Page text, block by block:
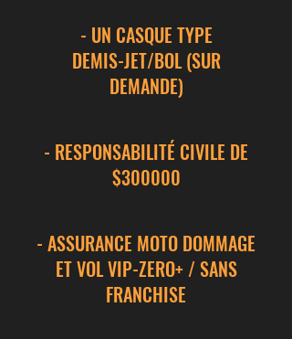
- UN CASQUE TYPE
DEMIS-JET/BOL (SUR
DEMANDE)
- RESPONSABILITÉ CIVILE DE
$300000
- ASSURANCE MOTO DOMMAGE
ET VOL VIP-ZERO+ / SANS
FRANCHISE